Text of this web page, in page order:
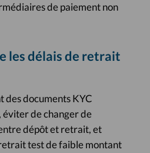
de paiement non
les délais de retrait
documents KYC
de changer de
dépôt et retrait, et
test de faible montant